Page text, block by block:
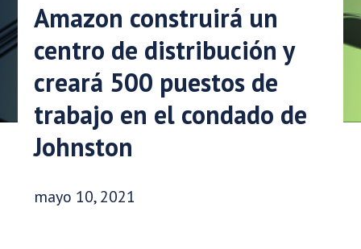
Amazon construirá un
centro de distribución y
creará 500 puestos de
trabajo en el condado de
Johnston
Fecha de publicación:
mayo 10, 2021